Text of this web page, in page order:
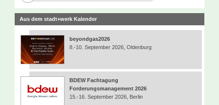
Aus dem stadt+werk Kalender
beyondgas2026
8.-10. September 2026, Oldenburg
BDEW Fachtagung
Forderungsmanagement 2026
15.-16. September 2026, Berlin